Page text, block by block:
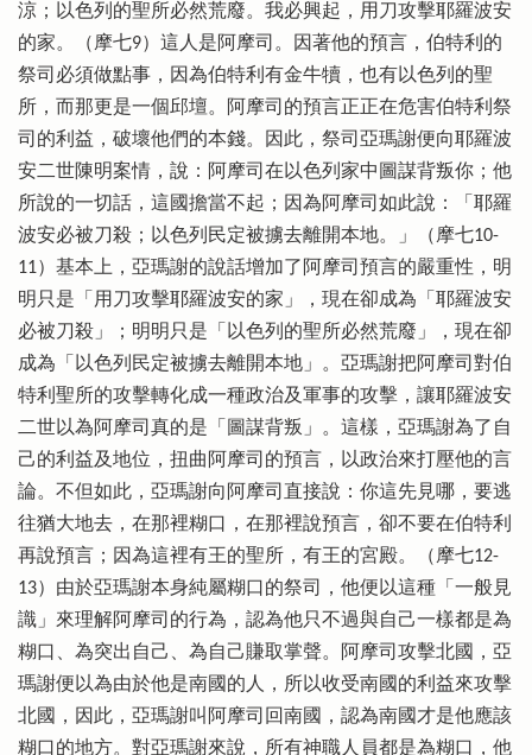
涼；以色列的聖所必然荒廢。我必興起，用刀攻擊耶羅波安
的家。（摩七9）這人是阿摩司。因著他的預言，伯特利的
祭司必須做點事，因為伯特利有金牛犢，也有以色列的聖
所，而那更是一個邱壇。阿摩司的預言正正在危害伯特利祭
司的利益，破壞他們的本錢。因此，祭司亞瑪謝便向耶羅波
安二世陳明案情，說：阿摩司在以色列家中圖謀背叛你；他
所說的一切話，這國擔當不起；因為阿摩司如此說：「耶羅
波安必被刀殺；以色列民定被擄去離開本地。」（摩七10-
11）基本上，亞瑪謝的說話增加了阿摩司預言的嚴重性，明
明只是「用刀攻擊耶羅波安的家」，現在卻成為「耶羅波安
必被刀殺」；明明只是「以色列的聖所必然荒廢」，現在卻
成為「以色列民定被擄去離開本地」。亞瑪謝把阿摩司對伯
特利聖所的攻擊轉化成一種政治及軍事的攻擊，讓耶羅波安
二世以為阿摩司真的是「圖謀背叛」。這樣，亞瑪謝為了自
己的利益及地位，扭曲阿摩司的預言，以政治來打壓他的言
論。不但如此，亞瑪謝向阿摩司直接說：你這先見哪，要逃
往猶大地去，在那裡糊口，在那裡說預言，卻不要在伯特利
再說預言；因為這裡有王的聖所，有王的宮殿。（摩七12-
13）由於亞瑪謝本身純屬糊口的祭司，他便以這種「一般見
識」來理解阿摩司的行為，認為他只不過與自己一樣都是為
糊口、為突出自己、為自己賺取掌聲。阿摩司攻擊北國，亞
瑪謝便以為由於他是南國的人，所以收受南國的利益來攻擊
北國，因此，亞瑪謝叫阿摩司回南國，認為南國才是他應該
糊口的地方。對亞瑪謝來說，所有神職人員都是為糊口，他